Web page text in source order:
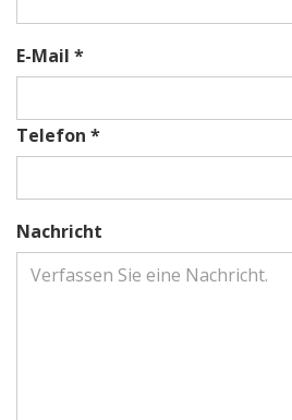
E-Mail *
Telefon *
Nachricht